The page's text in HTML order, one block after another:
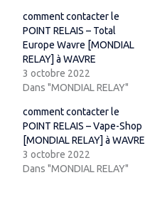
comment contacter le
POINT RELAIS – Total
Europe Wavre [MONDIAL
RELAY] à WAVRE
3 octobre 2022
Dans "MONDIAL RELAY"
comment contacter le
POINT RELAIS – Vape-Shop
[MONDIAL RELAY] à WAVRE
3 octobre 2022
Dans "MONDIAL RELAY"